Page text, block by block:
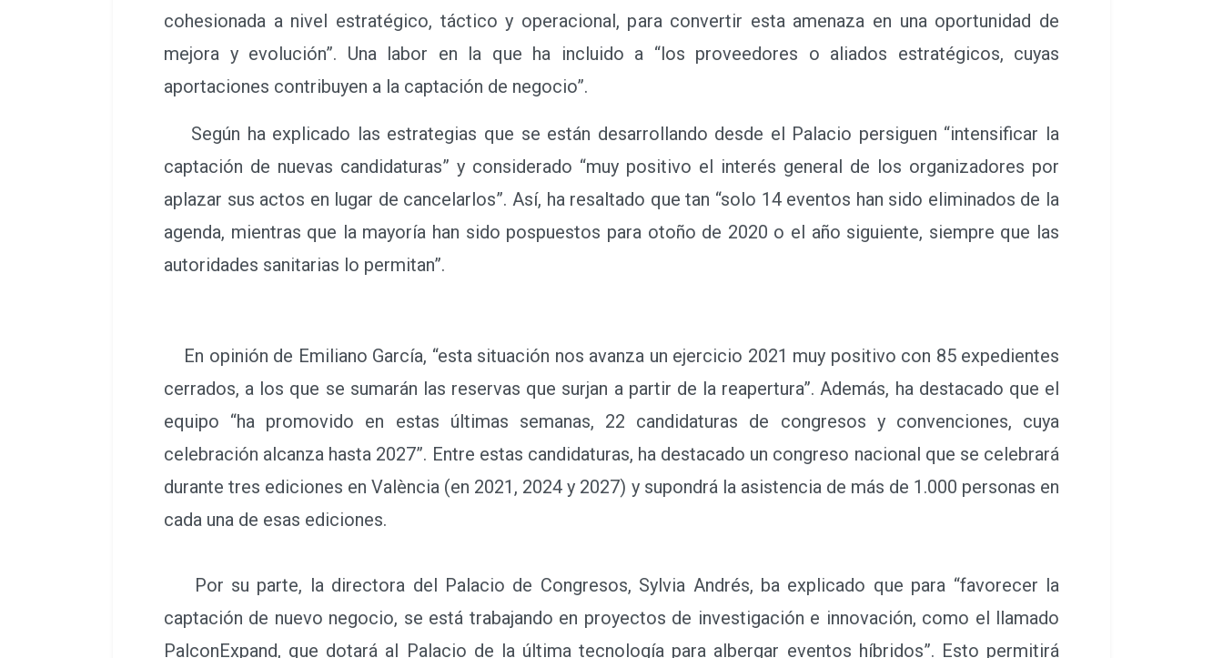
cohesionada a nivel estratégico, táctico y operacional, para convertir esta amenaza en una oportunidad de
mejora y evolución”. Una labor en la que ha incluido a “los proveedores o aliados estratégicos, cuyas
aportaciones contribuyen a la captación de negocio”.
Según ha explicado las estrategias que se están desarrollando desde el Palacio persiguen “intensificar la
captación de nuevas candidaturas” y considerado “muy positivo el interés general de los organizadores por
aplazar sus actos en lugar de cancelarlos”. Así, ha resaltado que tan “solo 14 eventos han sido eliminados de la
agenda, mientras que la mayoría han sido pospuestos para otoño de 2020 o el año siguiente, siempre que las
autoridades sanitarias lo permitan”.
En opinión de Emiliano García, “esta situación nos avanza un ejercicio 2021 muy positivo con 85 expedientes
cerrados, a los que se sumarán las reservas que surjan a partir de la reapertura”. Además, ha destacado que el
equipo “ha promovido en estas últimas semanas, 22 candidaturas de congresos y convenciones, cuya
celebración alcanza hasta 2027”. Entre estas candidaturas, ha destacado un congreso nacional que se celebrará
durante tres ediciones en València (en 2021, 2024 y 2027) y supondrá la asistencia de más de 1.000 personas en
cada una de esas ediciones.
Por su parte, la directora del Palacio de Congresos, Sylvia Andrés, ba explicado que para “favorecer la
captación de nuevo negocio, se está trabajando en proyectos de investigación e innovación, como el llamado
PalconExpand, que dotará al Palacio de la última tecnología para albergar eventos híbridos”. Esto permitirá